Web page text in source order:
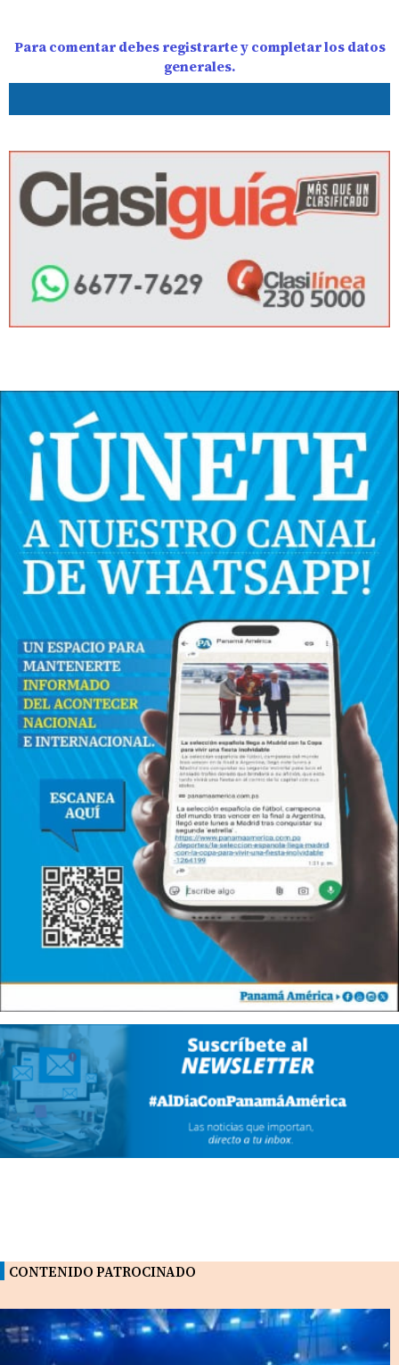
Para comentar debes registrarte y completar los datos
generales.
CONTENIDO PATROCINADO